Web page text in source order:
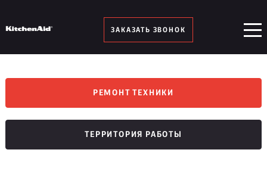
ЗАКАЗАТЬ ЗВОНОК
РЕМОНТ ТЕХНИКИ
ТЕРРИТОРИЯ РАБОТЫ